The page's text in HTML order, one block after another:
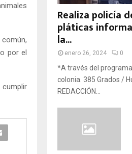
por el
cumplir
Realiza policía
pláticas
la...
enero 26, 2024 0
*A través del
colonia. 385 Grados /
REDACCIÓN...